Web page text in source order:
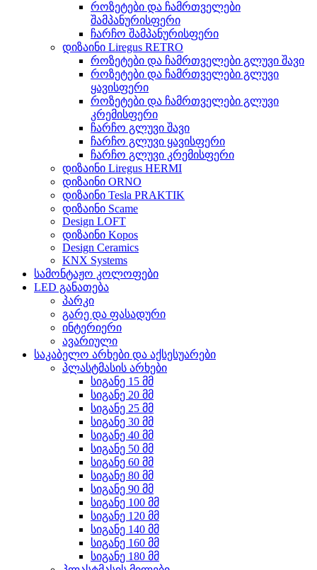
როზეტები და ჩამრთველები
შამპანურისფერი
ჩარჩო შამპანურისფერი
დიზაინი Liregus RETRO
როზეტები და ჩამრთველები გლუვი შავი
როზეტები და ჩამრთველები გლუვი
ყავისფერი
როზეტები და ჩამრთველები გლუვი
კრემისფერი
ჩარჩო გლუვი შავი
ჩარჩო გლუვი ყავისფერი
ჩარჩო გლუვი კრემისფერი
დიზაინი Liregus HERMI
დიზაინი ORNO
დიზაინი Tesla PRAKTIK
დიზაინი Scame
Design LOFT
დიზაინი Kopos
Design Ceramics
KNX Systems
სამონტაჟო კოლოფები
LED განათება
პარკი
გარე და ფასადური
ინტერიერი
ავარიული
საკაბელო არხები და აქსესუარები
პლასტმასის არხები
სიგანე 15 მმ
სიგანე 20 მმ
სიგანე 25 მმ
სიგანე 30 მმ
სიგანე 40 მმ
სიგანე 50 მმ
სიგანე 60 მმ
სიგანე 80 მმ
სიგანე 90 მმ
სიგანე 100 მმ
სიგანე 120 მმ
სიგანე 140 მმ
სიგანე 160 მმ
სიგანე 180 მმ